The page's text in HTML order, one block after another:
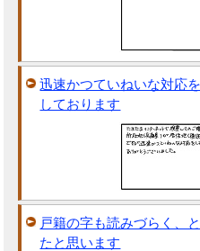
迅速かつていねいな対応
しております
戸籍の字も読みづらく、
たと思います